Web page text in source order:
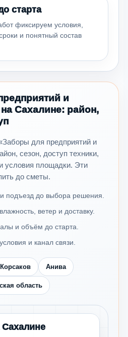
старта
фиксируем условия,
и понятный состав
и
Сахалине: район,
для предприятий и
сезон, доступ техники,
условия площадки. Эти
до сметы.
подъезд до выбора решения.
ветер и доставку.
и объём до старта.
и канал связи.
Корсаков Анива
область